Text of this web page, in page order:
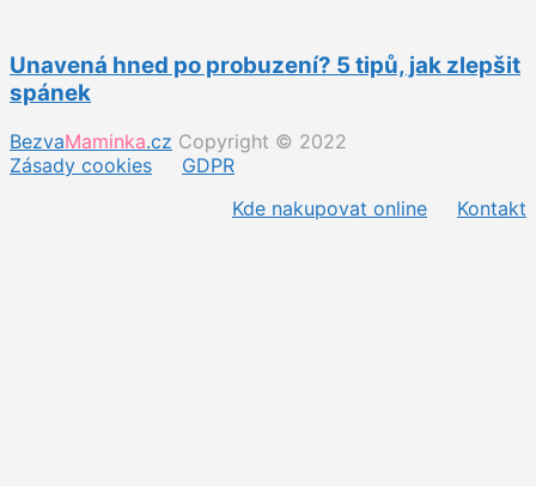
Unavená hned po probuzení? 5 tipů, jak zlepšit
spánek
BezvaMaminka.cz Copyright © 2022
Zásady cookies
GDPR
Kde nakupovat online
Kontakt